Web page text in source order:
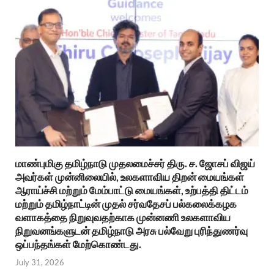
மாண்புமிகு தமிழ்நாடு முதலமைச்சர் திரு. ச. ஜோசப் விஜய்
அவர்கள் முன்னிலையில், உலகளாவிய திறன் மையங்கள்
ஆராய்ச்சி மற்றும் மேம்பாட்டு மையங்கள், உற்பத்தி திட்டம்
மற்றும் தமிழ்நாட்டின் முதல் சர்வதேசப் பல்கலைக்கழக
வளாகத்தை நிறுவுவதற்காக முன்னணி உலகளாவிய
நிறுவனங்களுடன் தமிழ்நாடு அரசு பல்வேறு புரிந்துணர்வு
ஒப்பந்தங்கள் மேற்கொண்டது.
July 31, 2026